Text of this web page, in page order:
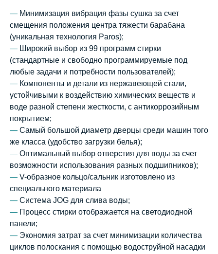
— Минимизация вибрация фазы сушка за счет
смещения положения центра тяжести барабана
(уникальная технология Paros);
— Широкий выбор из 99 программ стирки
(стандартные и свободно программируемые под
любые задачи и потребности пользователей);
— Компоненты и детали из нержавеющей стали,
устойчивыми к воздействию химических веществ и
воде разной степени жесткости, с антикоррозийным
покрытием;
— Самый большой диаметр дверцы среди машин того
же класса (удобство загрузки белья);
— Оптимальный выбор отверстия для воды за счет
возможности использования разных подшипников);
— V-образное кольцо/сальник изготовлено из
специального материала
— Система JOG для слива воды;
— Процесс стирки отображается на светодиодной
панели;
— Экономия затрат за счет минимизации количества
циклов полоскания с помощью водоструйной насадки